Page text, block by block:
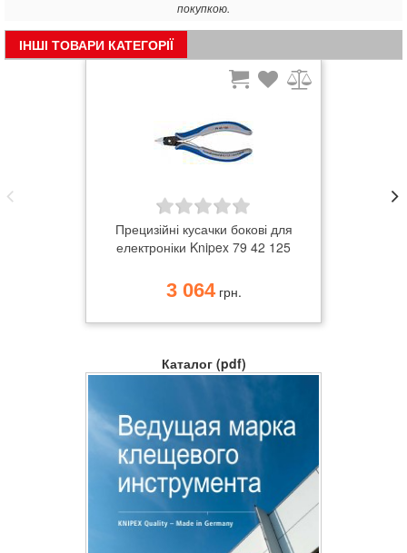
покупкою.
ІНШІ ТОВАРИ КАТЕГОРІЇ
Прецизійні кусачки бокові для
електроніки Knipex 79 42 125
3 064грн.
Каталог (pdf)